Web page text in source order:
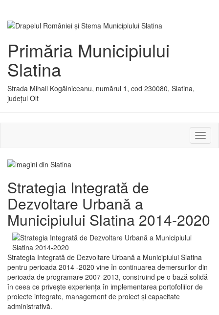
Primăria Municipiului
Slatina
Strada Mihail Kogălniceanu, numărul 1, cod 230080, Slatina,
județul Olt
sau
Strategia Integrată de
Dezvoltare Urbană a
Municipiului Slatina 2014-2020
Strategia Integrată de Dezvoltare Urbană a Municipiului Slatina
pentru perioada 2014 -2020 vine în continuarea demersurilor din
perioada de programare 2007-2013, construind pe o bază solidă
în ceea ce priveşte experienţa în implementarea portofoliilor de
proiecte integrate, management de proiect și capacitate
administrativă.